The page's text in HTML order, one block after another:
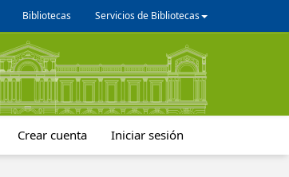
Bibliotecas Servicios de Bibliotecas
Crear cuenta Iniciar sesión